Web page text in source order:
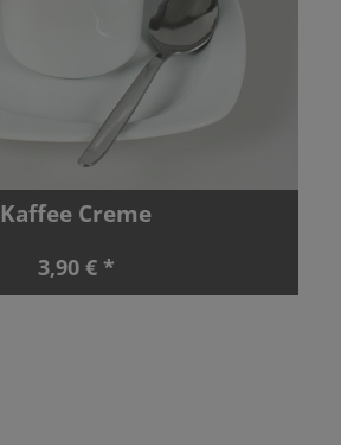
Kaffee Creme
3,90 € *